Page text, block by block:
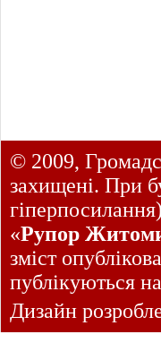
© 2009,
захищені. При
«Рупор
зміст
публікуються
Дизайн